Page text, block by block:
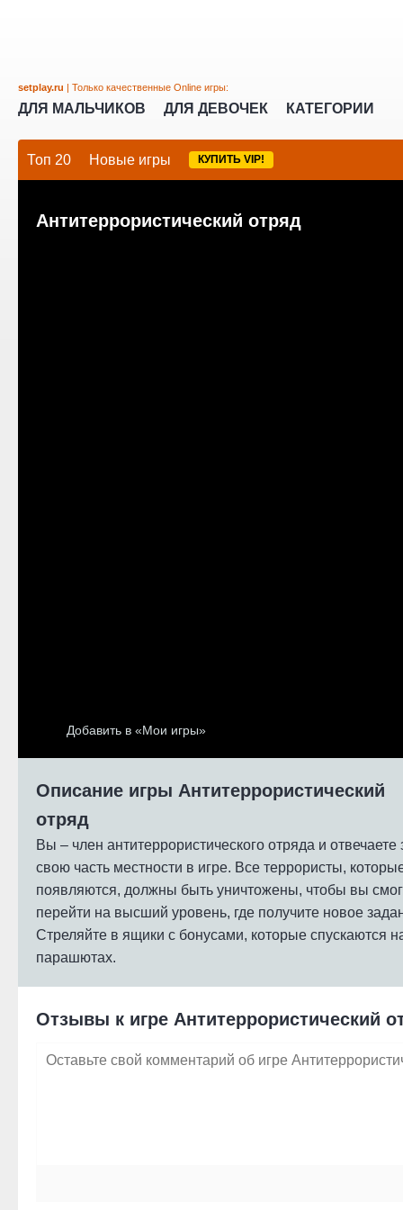
setplay.ru | Только качественные Online игры:
ДЛЯ МАЛЬЧИКОВ ДЛЯ ДЕВОЧЕК КАТЕГОРИИ
Топ 20 Новые игры КУПИТЬ VIP!
Антитеррористический отряд
Добавить в «Мои игры»
Описание игры Антитеррористический
отряд
Вы – член антитеррористического отряда и отвечаете
свою часть местности в игре. Все террористы,
появляются, должны быть уничтожены, чтобы вы
перейти на высший уровень, где получите новое
Стреляйте в ящики с бонусами, которые спускаются
парашютах.
Отзывы к игре Антитеррористический